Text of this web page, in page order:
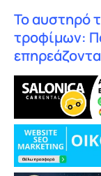
Το αυστηρό
τροφίμων: